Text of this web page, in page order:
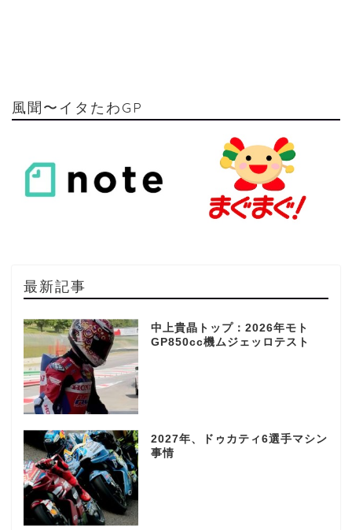
風聞〜イタたわGP
最新記事
中上貴晶トップ：2026年モト
GP850cc機ムジェッロテスト
2027年、ドゥカティ6選手マシン
事情